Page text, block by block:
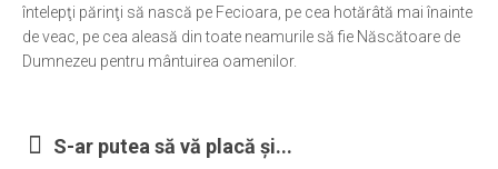
întelepţi părinţi să nască pe Fecioara, pe cea hotărâtă mai înainte
de veac, pe cea aleasă din toate neamurile să fie Născătoare de
Dumnezeu pentru mântuirea oamenilor.
S-ar putea să vă placă și...